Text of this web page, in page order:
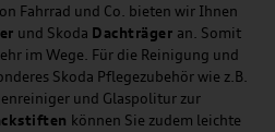
Fahrrad und Co. bieten wir Ihnen
und Skoda Dachträger an. Somit
im Wege. Für die Reinigung und
Skoda Pflegezubehör wie z.B.
und Glaspolitur zur
können Sie zudem leichte